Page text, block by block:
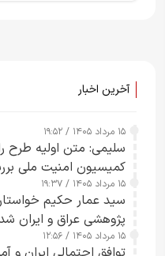
آخرین اخبار
۱۵ مرداد ۱۴۰۵ / ۱۹:۵۲
سلیمی: متن اولیه طرح
کمیسیون امنیت ملی
۱۵ مرداد ۱۴۰۵ / ۱۹:۳۷
سید عمار حکیم
پژوهشی عراق و ایران
۱۵ مرداد ۱۴۰۵ / ۱۲:۵۶